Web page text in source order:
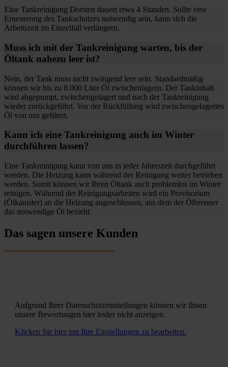
Eine Tankreinigung Dorsten dauert etwa 4 Stunden. Sollte eine
Erneuerung des Tankschutzes notwendig sein, kann sich die
Arbeitszeit im Einzelfall verlängern.
Muss ich mit der Tankreinigung warten, bis der
Öltank nahezu leer ist?
Nein, der Tank muss nicht zwingend leer sein. Standardmäßig
können wir bis zu 8.000 Liter Öl zwischenlagern. Der Tankinhalt
wird abgepumpt, zwischengelagert und nach der Tankreinigung
wieder zurückgeführt. Vor der Rückfüllung wird zwischengelagertes
Öl von uns gefiltert.
Kann ich eine Tankreinigung auch im Winter
durchführen lassen?
Eine Tankreinigung kann von uns in jeder Jahreszeit durchgeführt
werden. Die Heizung kann während der Reinigung weiter betrieben
werden. Somit können wir Ihren Öltank auch problemlos im Winter
reinigen. Während der Reinigungsarbeiten wird ein Provisorium
(Ölkanister) an die Heizung angeschlossen, aus dem der Ölbrenner
das notwendige Öl bezieht.
Das sagen unsere Kunden
Aufgrund Ihrer Datenschutzeinstellungen können wir Ihnen
unsere Bewertungen hier leider nicht anzeigen.
Klicken Sie hier um Ihre Einstellungen zu bearbeiten.